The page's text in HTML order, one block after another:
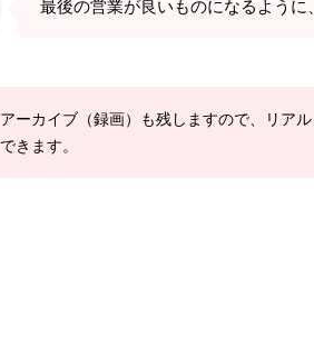
最後の営業が良いものになるよう
アーカイブ（録画）も残しますので、リア
できます。